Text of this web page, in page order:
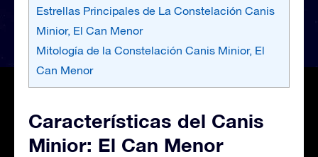
Estrellas Principales de La Constelación Canis
Minior, El Can Menor
Mitología de la Constelación Canis Minior, El
Can Menor
Características del Canis
Minior: El Can Menor